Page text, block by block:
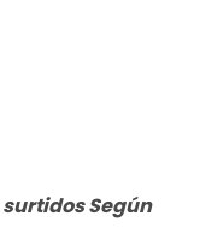
Según